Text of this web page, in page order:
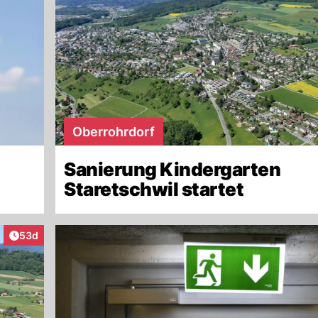
Oberrohrdorf
Sanierung Kindergarten
Staretschwil startet
Artikel veröffentlicht:
53d